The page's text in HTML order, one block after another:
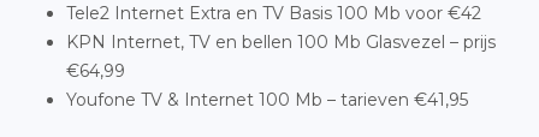
Tele2 Internet Extra en TV Basis 100 Mb voor €42
KPN Internet, TV en bellen 100 Mb Glasvezel – prijs
€64,99
Youfone TV & Internet 100 Mb – tarieven €41,95